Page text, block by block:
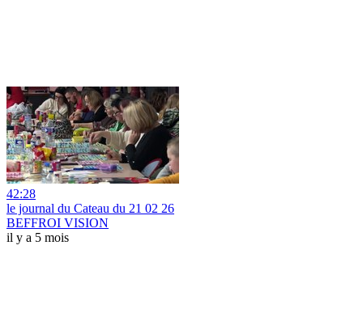
42:28
le journal du Cateau du 21 02 26
BEFFROI VISION
il y a 5 mois